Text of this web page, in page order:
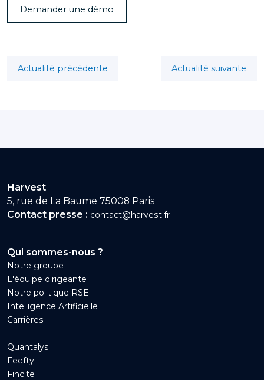
Demander une démo
Actualité précédente Actualité suivante
Harvest
5, rue de La Baume 75008 Paris
Contact presse : contact@harvest.fr
Qui sommes-nous ?
Notre groupe
L'équipe dirigeante
Notre politique RSE
Intelligence Artificielle
Carrières
Quantalys
Feefty
Fincite